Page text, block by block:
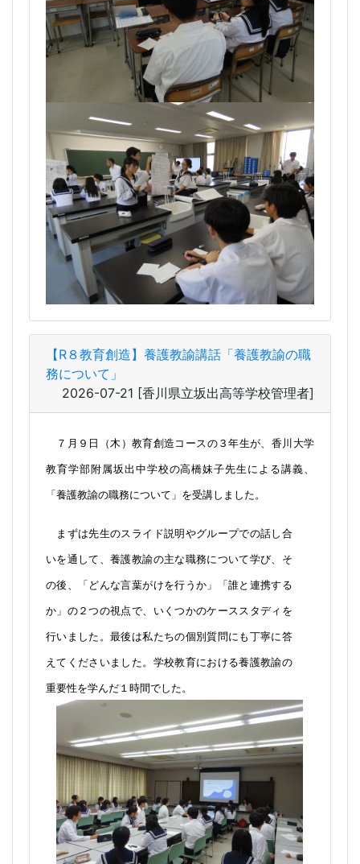
務について」
2026-07-21[香川県立坂出高等学校管理者]
まずは先生のスライド説明やグループでの話し合
いを通して、養護教諭の主な職務について学び、そ
の後、「どんな言葉がけを行うか」「誰と連携する
か」の２つの視点で、いくつかのケーススタディを
行いました。最後は私たちの個別質問にも丁寧に答
えてくださいました。学校教育における養護教諭の
重要性を学んだ１時間でした。